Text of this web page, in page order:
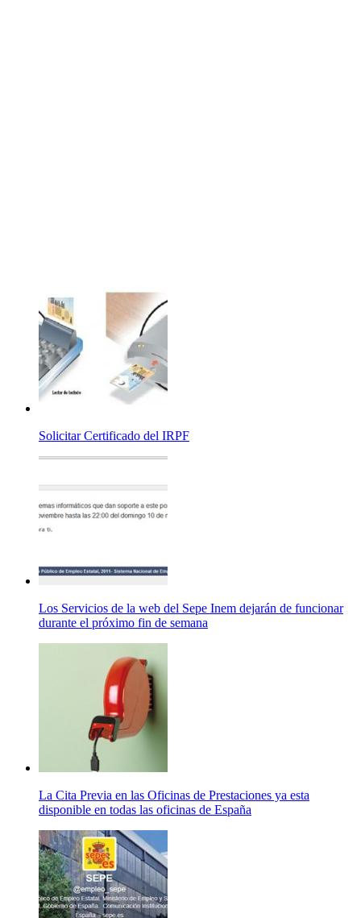
Solicitar Certificado del IRPF
Los Servicios de la web del Sepe Inem dejarán de funcionar
durante el próximo fin de semana
La Cita Previa en las Oficinas de Prestaciones ya esta
disponible en todas las oficinas de España